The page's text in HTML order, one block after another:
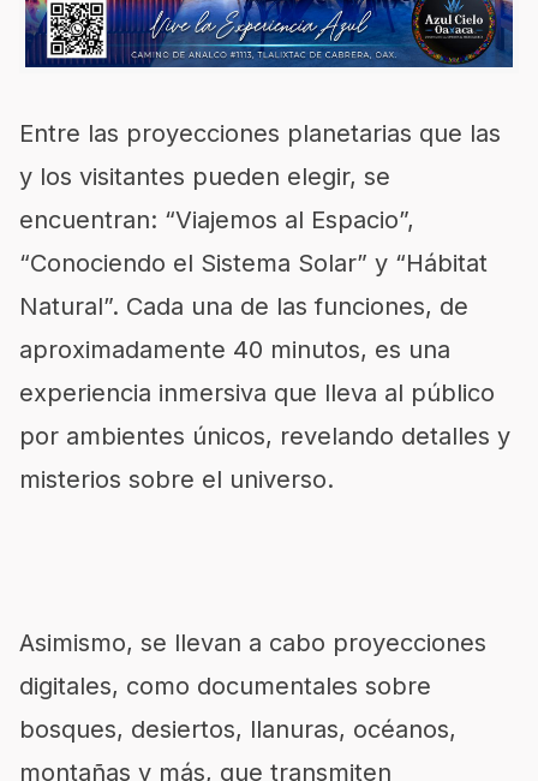
Entre las proyecciones planetarias que las
y los visitantes pueden elegir, se
encuentran: “Viajemos al Espacio”,
“Conociendo el Sistema Solar” y “Hábitat
Natural”. Cada una de las funciones, de
aproximadamente 40 minutos, es una
experiencia inmersiva que lleva al público
por ambientes únicos, revelando detalles y
misterios sobre el universo.
Asimismo, se llevan a cabo proyecciones
digitales, como documentales sobre
bosques, desiertos, llanuras, océanos,
montañas y más, que transmiten